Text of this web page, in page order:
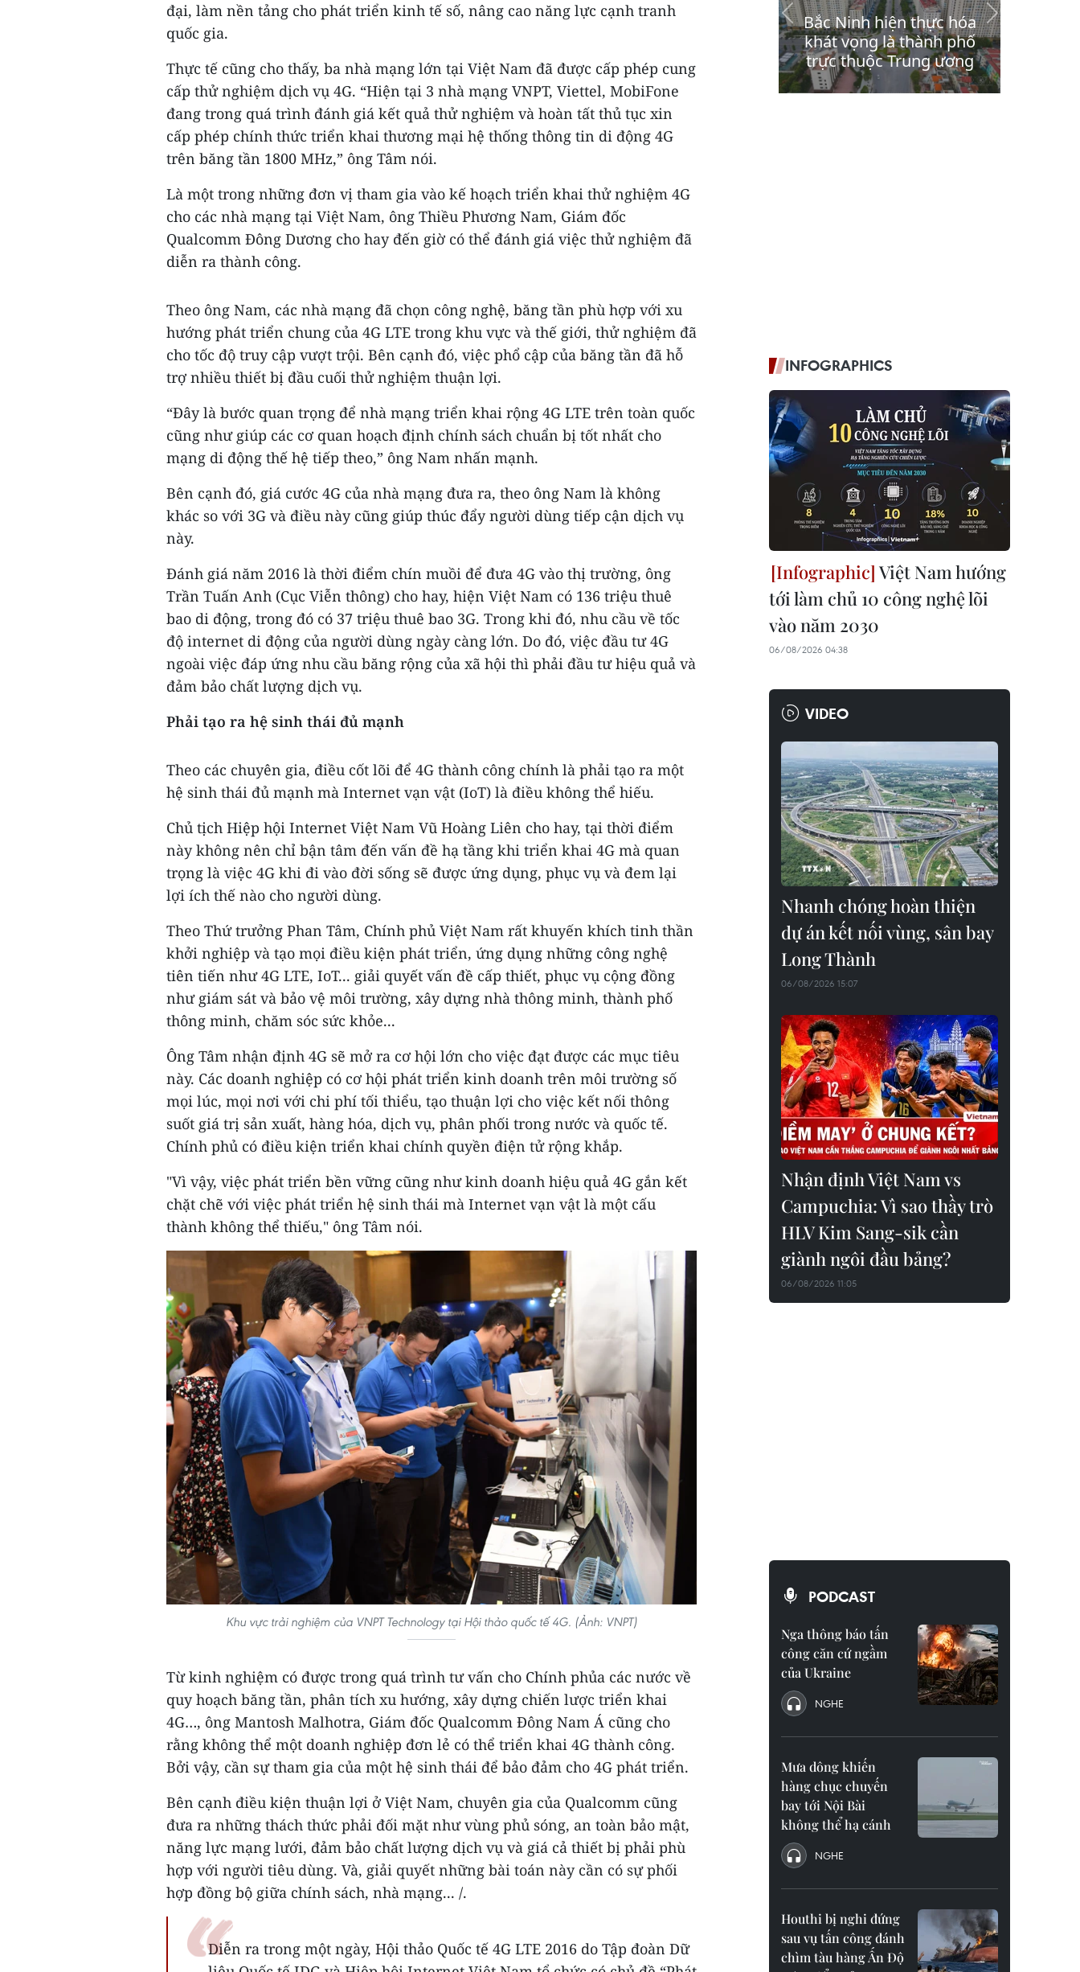
đại, làm nền tảng cho phát triển kinh tế số, nâng cao năng lực cạnh tranh
quốc gia.
Thực tế cũng cho thấy, ba nhà mạng lớn tại Việt Nam đã được cấp phép cung
cấp thử nghiệm dịch vụ 4G. “Hiện tại 3 nhà mạng VNPT, Viettel, MobiFone
đang trong quá trình đánh giá kết quả thử nghiệm và hoàn tất thủ tục xin
cấp phép chính thức triển khai thương mại hệ thống thông tin di động 4G
trên băng tần 1800 MHz,” ông Tâm nói.
Là một trong những đơn vị tham gia vào kế hoạch triển khai thử nghiệm 4G
cho các nhà mạng tại Việt Nam, ông Thiều Phương Nam, Giám đốc
Qualcomm Đông Dương cho hay đến giờ có thể đánh giá việc thử nghiệm đã
diễn ra thành công.
Theo ông Nam, các nhà mạng đã chọn công nghệ, băng tần phù hợp với xu
hướng phát triển chung của 4G LTE trong khu vực và thế giới, thử nghiệm đã
cho tốc độ truy cập vượt trội. Bên cạnh đó, việc phổ cập của băng tần đã hỗ
trợ nhiều thiết bị đầu cuối thử nghiệm thuận lợi.
“Đây là bước quan trọng để nhà mạng triển khai rộng 4G LTE trên toàn quốc
cũng như giúp các cơ quan hoạch định chính sách chuẩn bị tốt nhất cho
mạng di động thế hệ tiếp theo,” ông Nam nhấn mạnh.
Bên cạnh đó, giá cước 4G của nhà mạng đưa ra, theo ông Nam là không
khác so với 3G và điều này cũng giúp thúc đẩy người dùng tiếp cận dịch vụ
này.
Đánh giá năm 2016 là thời điểm chín muồi để đưa 4G vào thị trường, ông
Trần Tuấn Anh (Cục Viễn thông) cho hay, hiện Việt Nam có 136 triệu thuê
bao di động, trong đó có 37 triệu thuê bao 3G. Trong khi đó, nhu cầu về tốc
độ internet di động của người dùng ngày càng lớn. Do đó, việc đầu tư 4G
ngoài việc đáp ứng nhu cầu băng rộng của xã hội thì phải đầu tư hiệu quả và
đảm bảo chất lượng dịch vụ.
Phải tạo ra hệ sinh thái đủ mạnh
Theo các chuyên gia, điều cốt lõi để 4G thành công chính là phải tạo ra một
hệ sinh thái đủ mạnh mà Internet vạn vật (IoT) là điều không thể hiếu.
Chủ tịch Hiệp hội Internet Việt Nam Vũ Hoàng Liên cho hay, tại thời điểm
này không nên chỉ bận tâm đến vấn đề hạ tầng khi triển khai 4G mà quan
trọng là việc 4G khi đi vào đời sống sẽ được ứng dụng, phục vụ và đem lại
lợi ích thế nào cho người dùng.
Theo Thứ trưởng Phan Tâm, Chính phủ Việt Nam rất khuyến khích tinh thần
khởi nghiệp và tạo mọi điều kiện phát triển, ứng dụng những công nghệ
tiên tiến như 4G LTE, IoT... giải quyết vấn đề cấp thiết, phục vụ cộng đồng
như giám sát và bảo vệ môi trường, xây dựng nhà thông minh, thành phố
thông minh, chăm sóc sức khỏe...
Ông Tâm nhận định 4G sẽ mở ra cơ hội lớn cho việc đạt được các mục tiêu
này. Các doanh nghiệp có cơ hội phát triển kinh doanh trên môi trường số
mọi lúc, mọi nơi với chi phí tối thiểu, tạo thuận lợi cho việc kết nối thông
suốt giá trị sản xuất, hàng hóa, dịch vụ, phân phối trong nước và quốc tế.
Chính phủ có điều kiện triển khai chính quyền điện tử rộng khắp.
"Vì vậy, việc phát triển bền vững cũng như kinh doanh hiệu quả 4G gắn kết
chặt chẽ với việc phát triển hệ sinh thái mà Internet vạn vật là một cấu
thành không thể thiếu," ông Tâm nói.
Khu vực trải nghiệm của VNPT Technology tại Hội thảo quốc tế 4G. (Ảnh: VNPT)
Từ kinh nghiệm có được trong quá trình tư vấn cho Chính phủa các nước về
quy hoạch băng tần, phân tích xu hướng, xây dựng chiến lược triển khai
4G…, ông Mantosh Malhotra, Giám đốc Qualcomm Đông Nam Á cũng cho
rằng không thể một doanh nghiệp đơn lẻ có thể triển khai 4G thành công.
Bởi vậy, cần sự tham gia của một hệ sinh thái để bảo đảm cho 4G phát triển.
Bên cạnh điều kiện thuận lợi ở Việt Nam, chuyên gia của Qualcomm cũng
đưa ra những thách thức phải đối mặt như vùng phủ sóng, an toàn bảo mật,
năng lực mạng lưới, đảm bảo chất lượng dịch vụ và giá cả thiết bị phải phù
hợp với người tiêu dùng. Và, giải quyết những bài toán này cần có sự phối
hợp đồng bộ giữa chính sách, nhà mạng... /.
Diễn ra trong một ngày, Hội thảo Quốc tế 4G LTE 2016 do Tập đoàn Dữ
INFOGRAPHICS
Việt Nam hướng
tới làm chủ 10 công nghệ lõi
vào năm 2030
06/08/2026 04:38
VIDEO
Nhanh chóng hoàn thiện
dự án kết nối vùng, sân bay
Long Thành
06/08/2026 15:07
Nhận định Việt Nam vs
Campuchia: Vì sao thầy trò
HLV Kim Sang-sik cần
giành ngôi đầu bảng?
06/08/2026 11:05
PODCAST
Nga thông báo tấn
công căn cứ ngầm
của Ukraine
NGHE
Mưa dông khiến
hàng chục chuyến
bay tới Nội Bài
không thể hạ cánh
NGHE
Houthi bị nghi đứng
sau vụ tấn công đánh
chìm tàu hàng Ấn Độ